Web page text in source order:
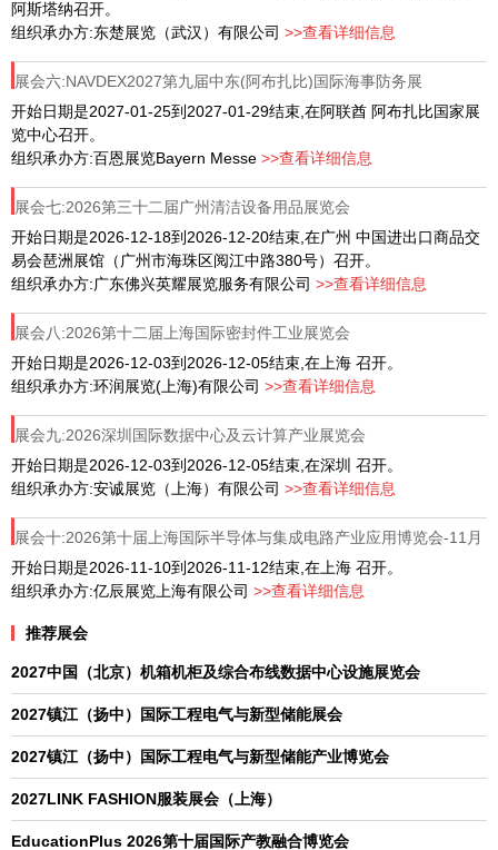
阿斯塔纳召开。
组织承办方:东楚展览（武汉）有限公司 >>查看详细信息
展会六:NAVDEX2027第九届中东(阿布扎比)国际海事防务展
开始日期是2027-01-25到2027-01-29结束,在阿联酋 阿布扎比国家展
览中心召开。
组织承办方:百恩展览Bayern Messe >>查看详细信息
展会七:2026第三十二届广州清洁设备用品展览会
开始日期是2026-12-18到2026-12-20结束,在广州 中国进出口商品交
易会琶洲展馆（广州市海珠区阅江中路380号）召开。
组织承办方:广东佛兴英耀展览服务有限公司 >>查看详细信息
展会八:2026第十二届上海国际密封件工业展览会
开始日期是2026-12-03到2026-12-05结束,在上海 召开。
组织承办方:环润展览(上海)有限公司 >>查看详细信息
展会九:2026深圳国际数据中心及云计算产业展览会
开始日期是2026-12-03到2026-12-05结束,在深圳 召开。
组织承办方:安诚展览（上海）有限公司 >>查看详细信息
展会十:2026第十届上海国际半导体与集成电路产业应用博览会-11月
开始日期是2026-11-10到2026-11-12结束,在上海 召开。
组织承办方:亿辰展览上海有限公司 >>查看详细信息
推荐展会
2027中国（北京）机箱机柜及综合布线数据中心设施展览会
2027镇江（扬中）国际工程电气与新型储能展会
2027镇江（扬中）国际工程电气与新型储能产业博览会
2027LINK FASHION服装展会（上海）
EducationPlus 2026第十届国际产教融合博览会